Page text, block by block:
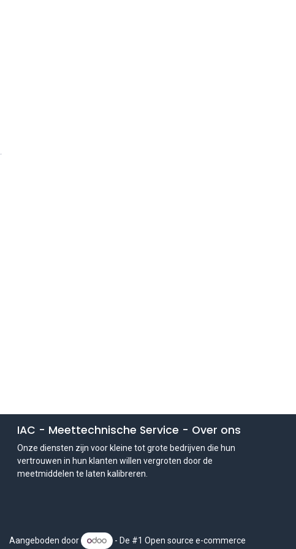
IAC - Meettechnische Service - Over ons
Onze diensten zijn voor kleine tot grote bedrijven die hun
vertrouwen in hun klanten willen vergroten door de
meetmiddelen te laten kalibreren.
Aangeboden door - De #1 Open source e-commerce